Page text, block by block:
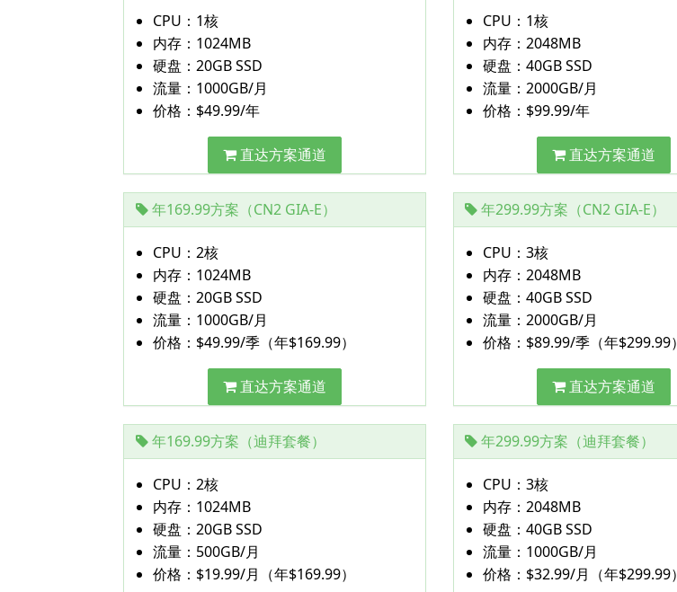
CPU：1核
内存：1024MB
硬盘：20GB SSD
流量：1000GB/月
价格：$49.99/年
直达方案通道
CPU：1核
内存：2048MB
硬盘：40GB SSD
流量：2000GB/月
价格：$99.99/年
直达方案通道
年169.99方案（CN2 GIA-E）
CPU：2核
内存：1024MB
硬盘：20GB SSD
流量：1000GB/月
价格：$49.99/季（年$169.99）
直达方案通道
年299.99方案（CN2 GIA-E）
CPU：3核
内存：2048MB
硬盘：40GB SSD
流量：2000GB/月
价格：$89.99/季（年$299.99）
直达方案通道
年169.99方案（迪拜套餐）
CPU：2核
内存：1024MB
硬盘：20GB SSD
流量：500GB/月
价格：$19.99/月（年$169.99）
年299.99方案（迪拜套餐）
CPU：3核
内存：2048MB
硬盘：40GB SSD
流量：1000GB/月
价格：$32.99/月（年$299.99）